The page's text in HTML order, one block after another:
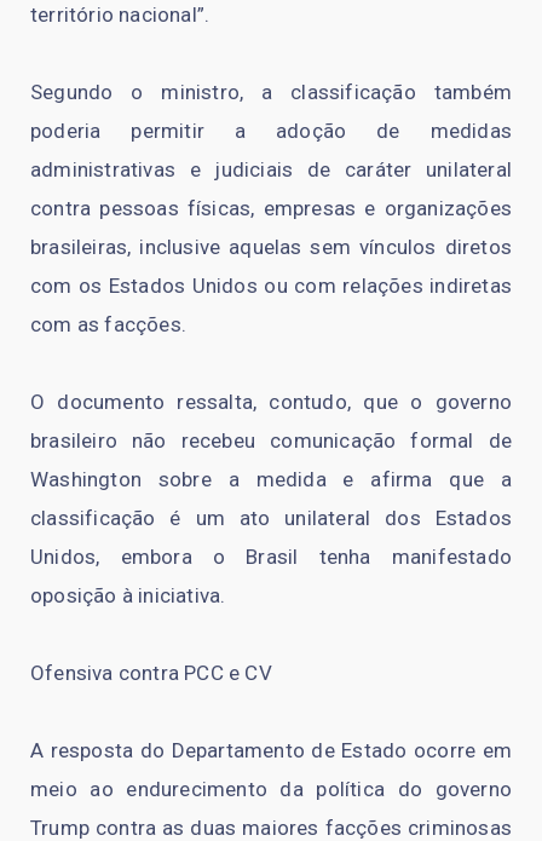
território nacional”.
Segundo o ministro, a classificação também
poderia permitir a adoção de medidas
administrativas e judiciais de caráter unilateral
contra pessoas físicas, empresas e organizações
brasileiras, inclusive aquelas sem vínculos diretos
com os Estados Unidos ou com relações indiretas
com as facções.
O documento ressalta, contudo, que o governo
brasileiro não recebeu comunicação formal de
Washington sobre a medida e afirma que a
classificação é um ato unilateral dos Estados
Unidos, embora o Brasil tenha manifestado
oposição à iniciativa.
Ofensiva contra PCC e CV
A resposta do Departamento de Estado ocorre em
meio ao endurecimento da política do governo
Trump contra as duas maiores facções criminosas